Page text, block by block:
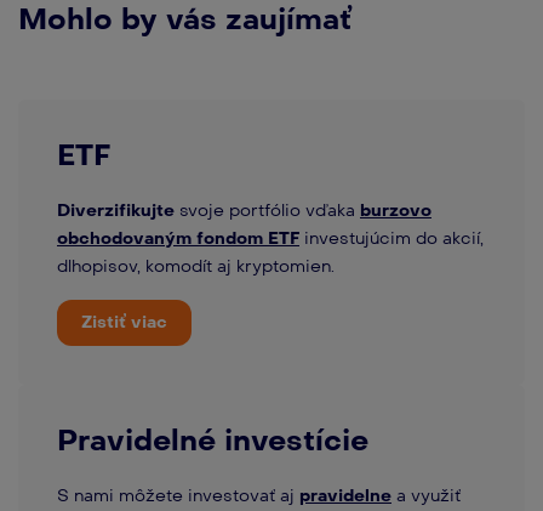
Mohlo by vás zaujímať
ETF
Diverzifikujte svoje portfólio vďaka burzovo
obchodovaným fondom ETF investujúcim do akcií,
dlhopisov, komodít aj kryptomien.
Zistiť viac
Pravidelné investície
S nami môžete investovať aj pravidelne a využiť